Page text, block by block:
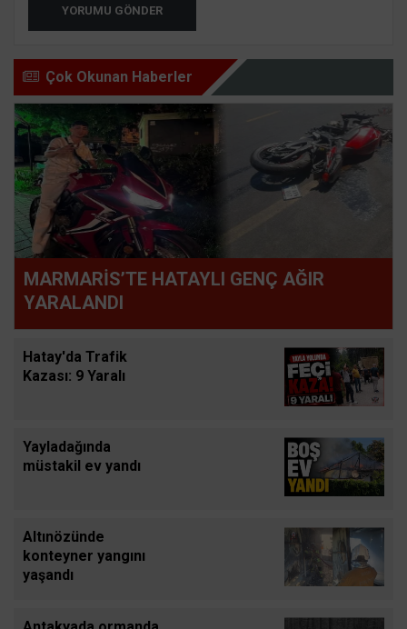
YORUMU GÖNDER
Çok Okunan Haberler
MARMARİS’TE HATAYLI GENÇ AĞIR
YARALANDI
Hatay'da Trafik
Kazası: 9 Yaralı
Yayladağında
müstakil ev yandı
Altınözünde
konteyner yangını
yaşandı